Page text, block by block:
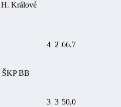
Králové
ŠKP BB
4 2 66,7
3 3 50,0